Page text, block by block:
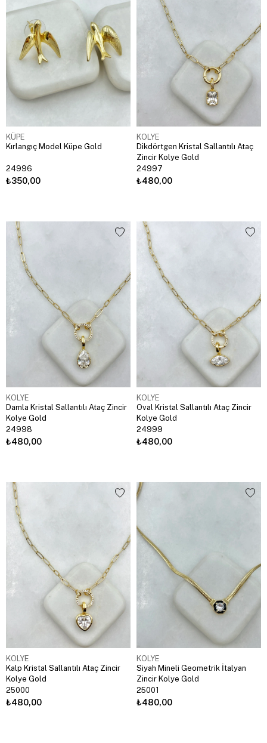
KÜPE
Kırlangıç Model Küpe Gold
24996
₺350,00
KOLYE
Dikdörtgen Kristal Sallantılı Ataç
Zincir Kolye Gold
24997
₺480,00
KOLYE
Damla Kristal Sallantılı Ataç Zincir
Kolye Gold
24998
₺480,00
KOLYE
Oval Kristal Sallantılı Ataç Zincir
Kolye Gold
24999
₺480,00
KOLYE
Kalp Kristal Sallantılı Ataç Zincir
Kolye Gold
25000
₺480,00
KOLYE
Siyah Mineli Geometrik İtalyan
Zincir Kolye Gold
25001
₺480,00